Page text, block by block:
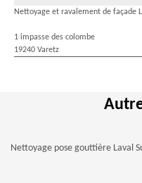
Nettoyage et ravalement de façade
1 impasse des colombe
19240 Varetz
Nettoyage pose gouttière Laval